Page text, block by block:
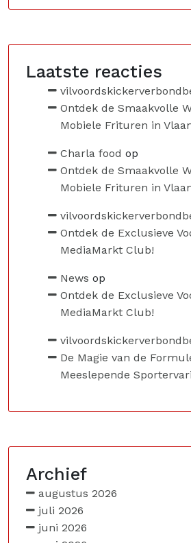
Laatste reacties
Ontdek de Smaakvolle
Mobiele Frituren in
Charla food op
Ontdek de Smaakvolle
Mobiele Frituren in
Ontdek de Exclusieve
MediaMarkt Club!
News op
Ontdek de Exclusieve
MediaMarkt Club!
De Magie van de
Meeslepende
Archief
augustus 2026
juli 2026
juni 2026